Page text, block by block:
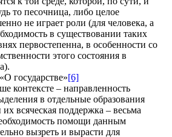
то песочница, либо целое
не играет роли (для человека, а
в существовании таких
первостепенна, в особенности со
этого состояния в
государстве»[6]
контексте – направленность
в отдельные образования
всяческая поддержка – весьма
помощи данным
вызреть и вырасти для